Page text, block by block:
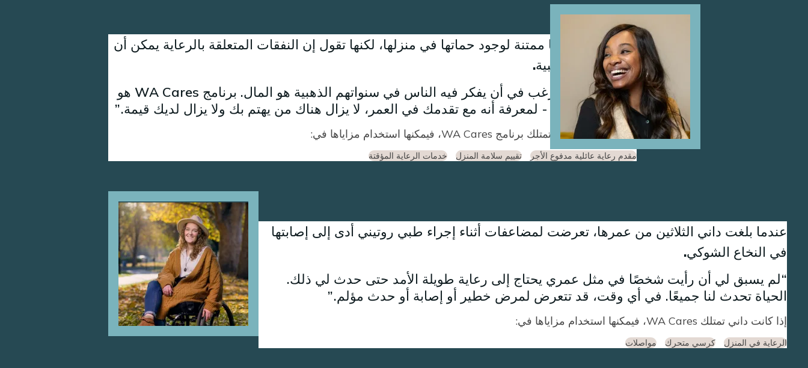
تقول كيه دي إنها ممتنة لوجود حماتها في منزلها، لكنها تقول إن النفقات المتعلقة بالرعاية يمكن أن
تكون لها آثار سلبية.
آخر شيء قد ترغب في أن يفكر فيه الناس في سنواتهم الذهبية هو المال. برنامج WA Cares هو
برنامج فريد حقًا - لمعرفة أنه مع تقدمك في العمر، لا يزال هناك من يهتم بك ولا يزال لديك قيمة.
إذا كانت حمات KD تمتلك برنامج WA Cares، فيمكنها استخدام مزاياها في:
مقدم رعاية عائلية مدفوع الأجر تقييم سلامة المنزل خدمات الرعاية المؤقتة
Image
عندما بلغت داني الثلاثين من عمرها، تعرضت لمضاعفات أثناء إجراء طبي روتيني أدى إلى إصابتها
في النخاع الشوكي.
لم يسبق لي أن رأيت شخصًا في مثل عمري يحتاج إلى رعاية طويلة الأمد حتى حدث لي ذلك.
الحياة تحدث لنا جميعًا. في أي وقت، قد تتعرض لمرض خطير أو إصابة أو حدث مؤلم.
إذا كانت داني تمتلك WA Cares، فيمكنها استخدام مزاياها في:
الرعاية في المنزل كرسي متحرك مواصلات
Image